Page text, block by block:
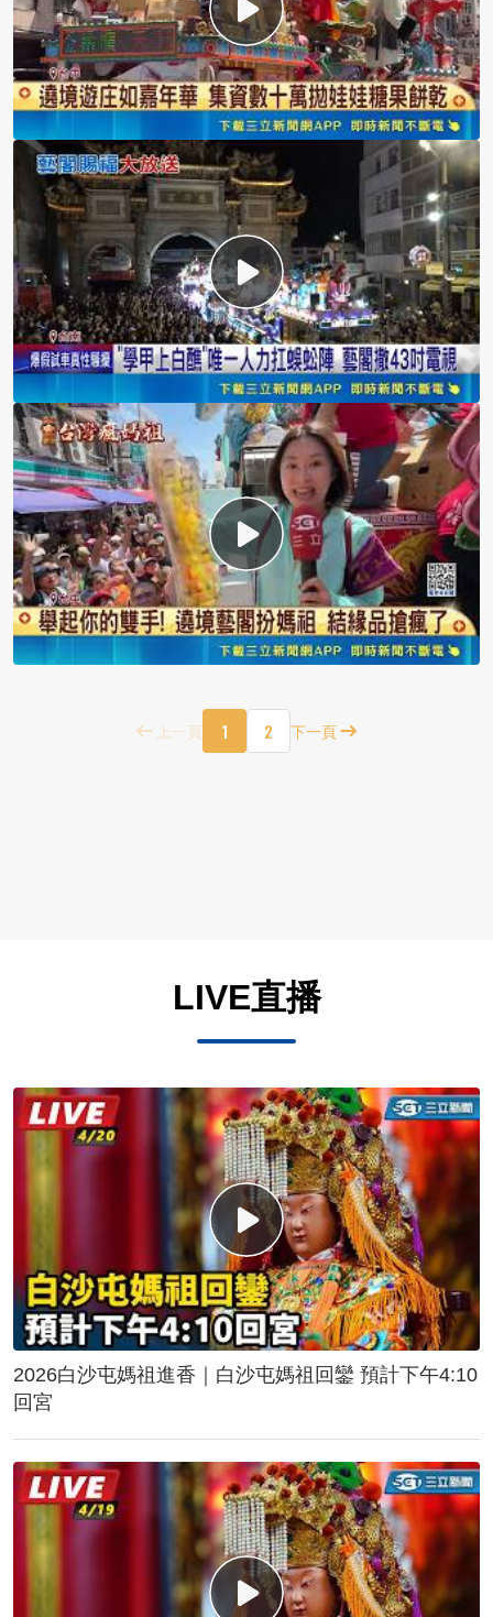
上一頁 1 2 下一頁
LIVE直播
2026白沙屯媽祖進香｜白沙屯媽祖回鑾 預計下午4:10
回宮